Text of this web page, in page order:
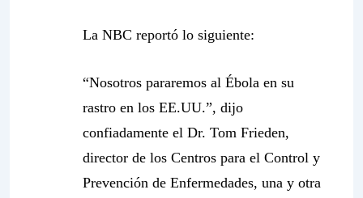
La NBC reportó lo siguiente:
“Nosotros pararemos al Ébola en su
rastro en los EE.UU.”, dijo
confiadamente el Dr. Tom Frieden,
director de los Centros para el Control y
Prevención de Enfermedades, una y otra